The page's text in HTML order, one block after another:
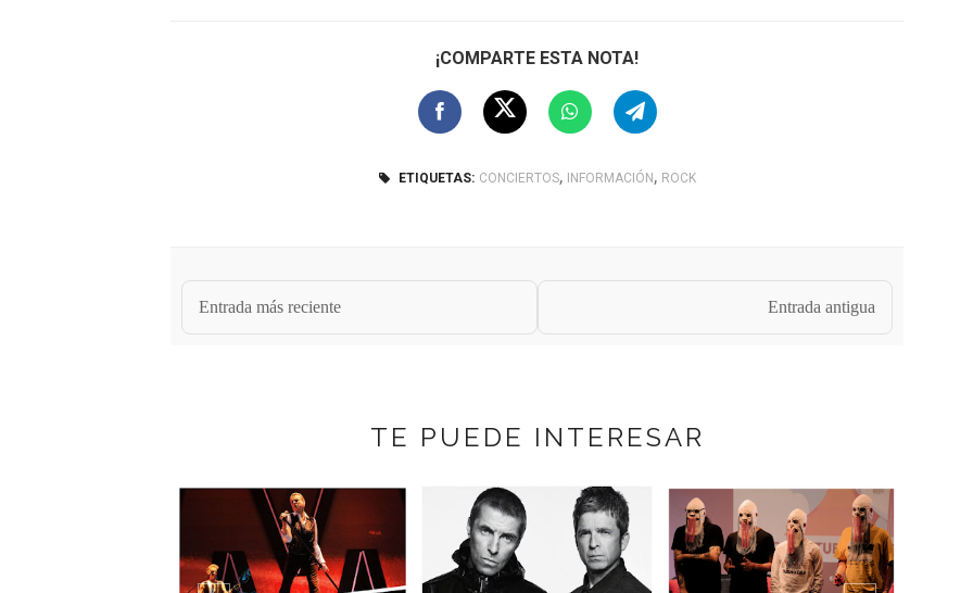
¡COMPARTE ESTA NOTA!
ETIQUETAS: CONCIERTOS, INFORMACIÓN , ROCK
Entrada más reciente Entrada antigua
TE PUEDE INTERESAR